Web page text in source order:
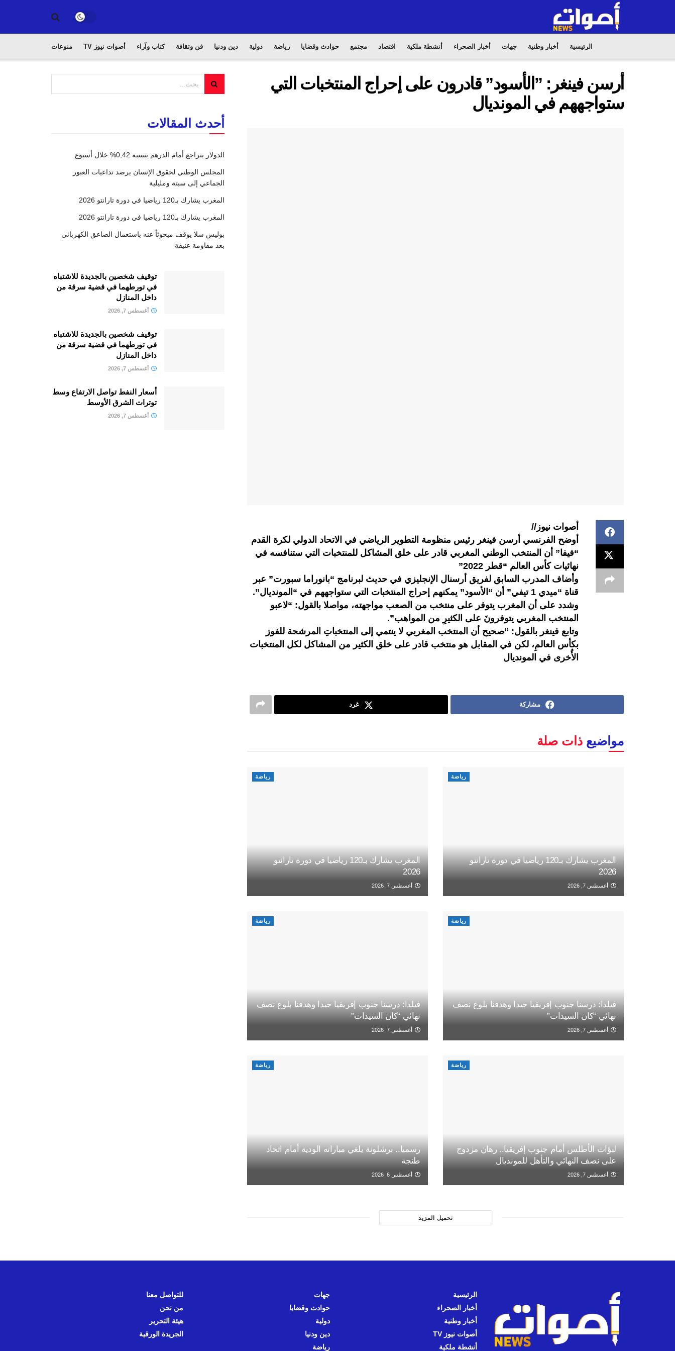
الرئيسية أخبار وطنية جهات أخبار الصحراء أنشطة ملكية اقتصاد مجتمع حوادث وقضايا رياضة دولية دين ودنيا فن وثقافة كتاب وآراء أصوات نيوز TV منوعات
أرسن فينغر: ”الأسود” قادرون على إحراج المنتخبات التي
ستواجههم في المونديال
أصوات نيوز//
أوضح الفرنسي أرسن فينغر رئيس منظومة التطوير الرياضي في الاتحاد الدولي لكرة القدم
“فيفا” أن المنتخب الوطني المغربي قادر على خلق المشاكل للمنتخبات التي ستنافسه في
نهائيات كأس العالم “قطر 2022”
وأضاف المدرب السابق لفريق أرسنال الإنجليزي في حديث لبرنامج “بانوراما سبورت” عبر
قناة “ميدي 1 تيفي” أن “الأسود” يمكنهم إحراج المنتخبات التي ستواجههم في “المونديال”.
وشدد على أن المغرب يتوفر على منتخب من الصعب مواجهته، مواصلا بالقول: “لاعبو
المنتخب المغربي يتوفرونَ على الكثيرِ من المواهب”.
وتابع فينغر بالقول: “صحيح أن المنتخب المغربي لا ينتمي إلى المنتخباتِ المرشحة للفوز
بكأس العالمِ، لكن في المقابل هو منتخب قادر على خلق الكثير من المشاكل لكل المنتخبات
الأُخرى في المونديال
مشاركة غرد
مواضيع ذات صلة
رياضة
المغرب يشارك بـ120 رياضيا في دورة تارانتو
2026
أغسطس 7, 2026
رياضة
المغرب يشارك بـ120 رياضيا في دورة تارانتو
2026
أغسطس 7, 2026
رياضة
فيلدا: درسنا جنوب إفريقيا جيدا وهدفنا بلوغ نصف
نهائي “كان السيدات”
أغسطس 7, 2026
رياضة
فيلدا: درسنا جنوب إفريقيا جيدا وهدفنا بلوغ نصف
نهائي “كان السيدات”
أغسطس 7, 2026
رياضة
لبؤات الأطلس أمام جنوب إفريقيا.. رهان مزدوج
على نصف النهائي والتأهل للمونديال
أغسطس 7, 2026
رياضة
رسميا.. برشلونة يلغي مباراته الودية أمام اتحاد
طنجة
أغسطس 6, 2026
تحميل المزيد
أحدث المقالات
الدولار يتراجع أمام الدرهم بنسبة 0,42% خلال أسبوع
المجلس الوطني لحقوق الإنسان يرصد تداعيات العبور
الجماعي إلى سبتة ومليلية
المغرب يشارك بـ120 رياضيا في دورة تارانتو 2026
المغرب يشارك بـ120 رياضيا في دورة تارانتو 2026
بوليس سلا يوقف مبحوثاً عنه باستعمال الصاعق الكهربائي
بعد مقاومة عنيفة
توقيف شخصين بالجديدة للاشتباه
في تورطهما في قضية سرقة من
داخل المنازل
أغسطس 7, 2026
توقيف شخصين بالجديدة للاشتباه
في تورطهما في قضية سرقة من
داخل المنازل
أغسطس 7, 2026
أسعار النفط تواصل الارتفاع وسط
توترات الشرق الأوسط
أغسطس 7, 2026
الرئيسية
أخبار الصحراء
أخبار وطنية
أصوات نيوز TV
أنشطة ملكية
جهات
حوادث وقضايا
دولية
دين ودنيا
رياضة
للتواصل معنا
من نحن
هيئة التحرير
الجريدة الورقية